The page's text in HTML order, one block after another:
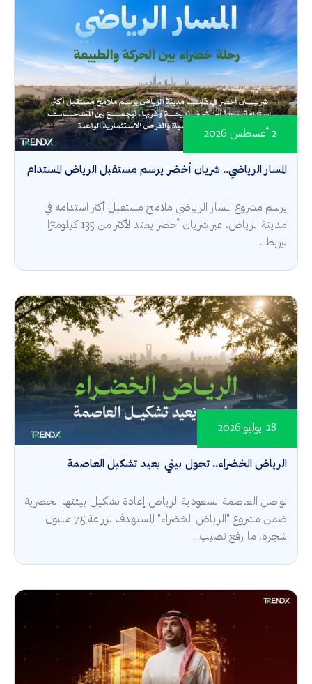
المسار الرياضي.. شريان أخضر يرسم مستقبل الرياض المستدام
2 أغسطس 2026
يرسم مشروع المسار الرياضي ملامح مستقبل أكثر استدامة في
مدينة الرياض، عبر شريان أخضر يمتد لأكثر من 135 كيلومترًا
ليربط...
الرياض الخضراء.. تحول بيئي يعيد تشكيل العاصمة
28 يوليو 2026
تواصل العاصمة السعودية الرياض إعادة تشكيل بيئتها الحضرية
ضمن مشروع "الرياض الخضراء" المستهدف لزراعة 7.5 مليون
شجرة، ما رفع نصيب...